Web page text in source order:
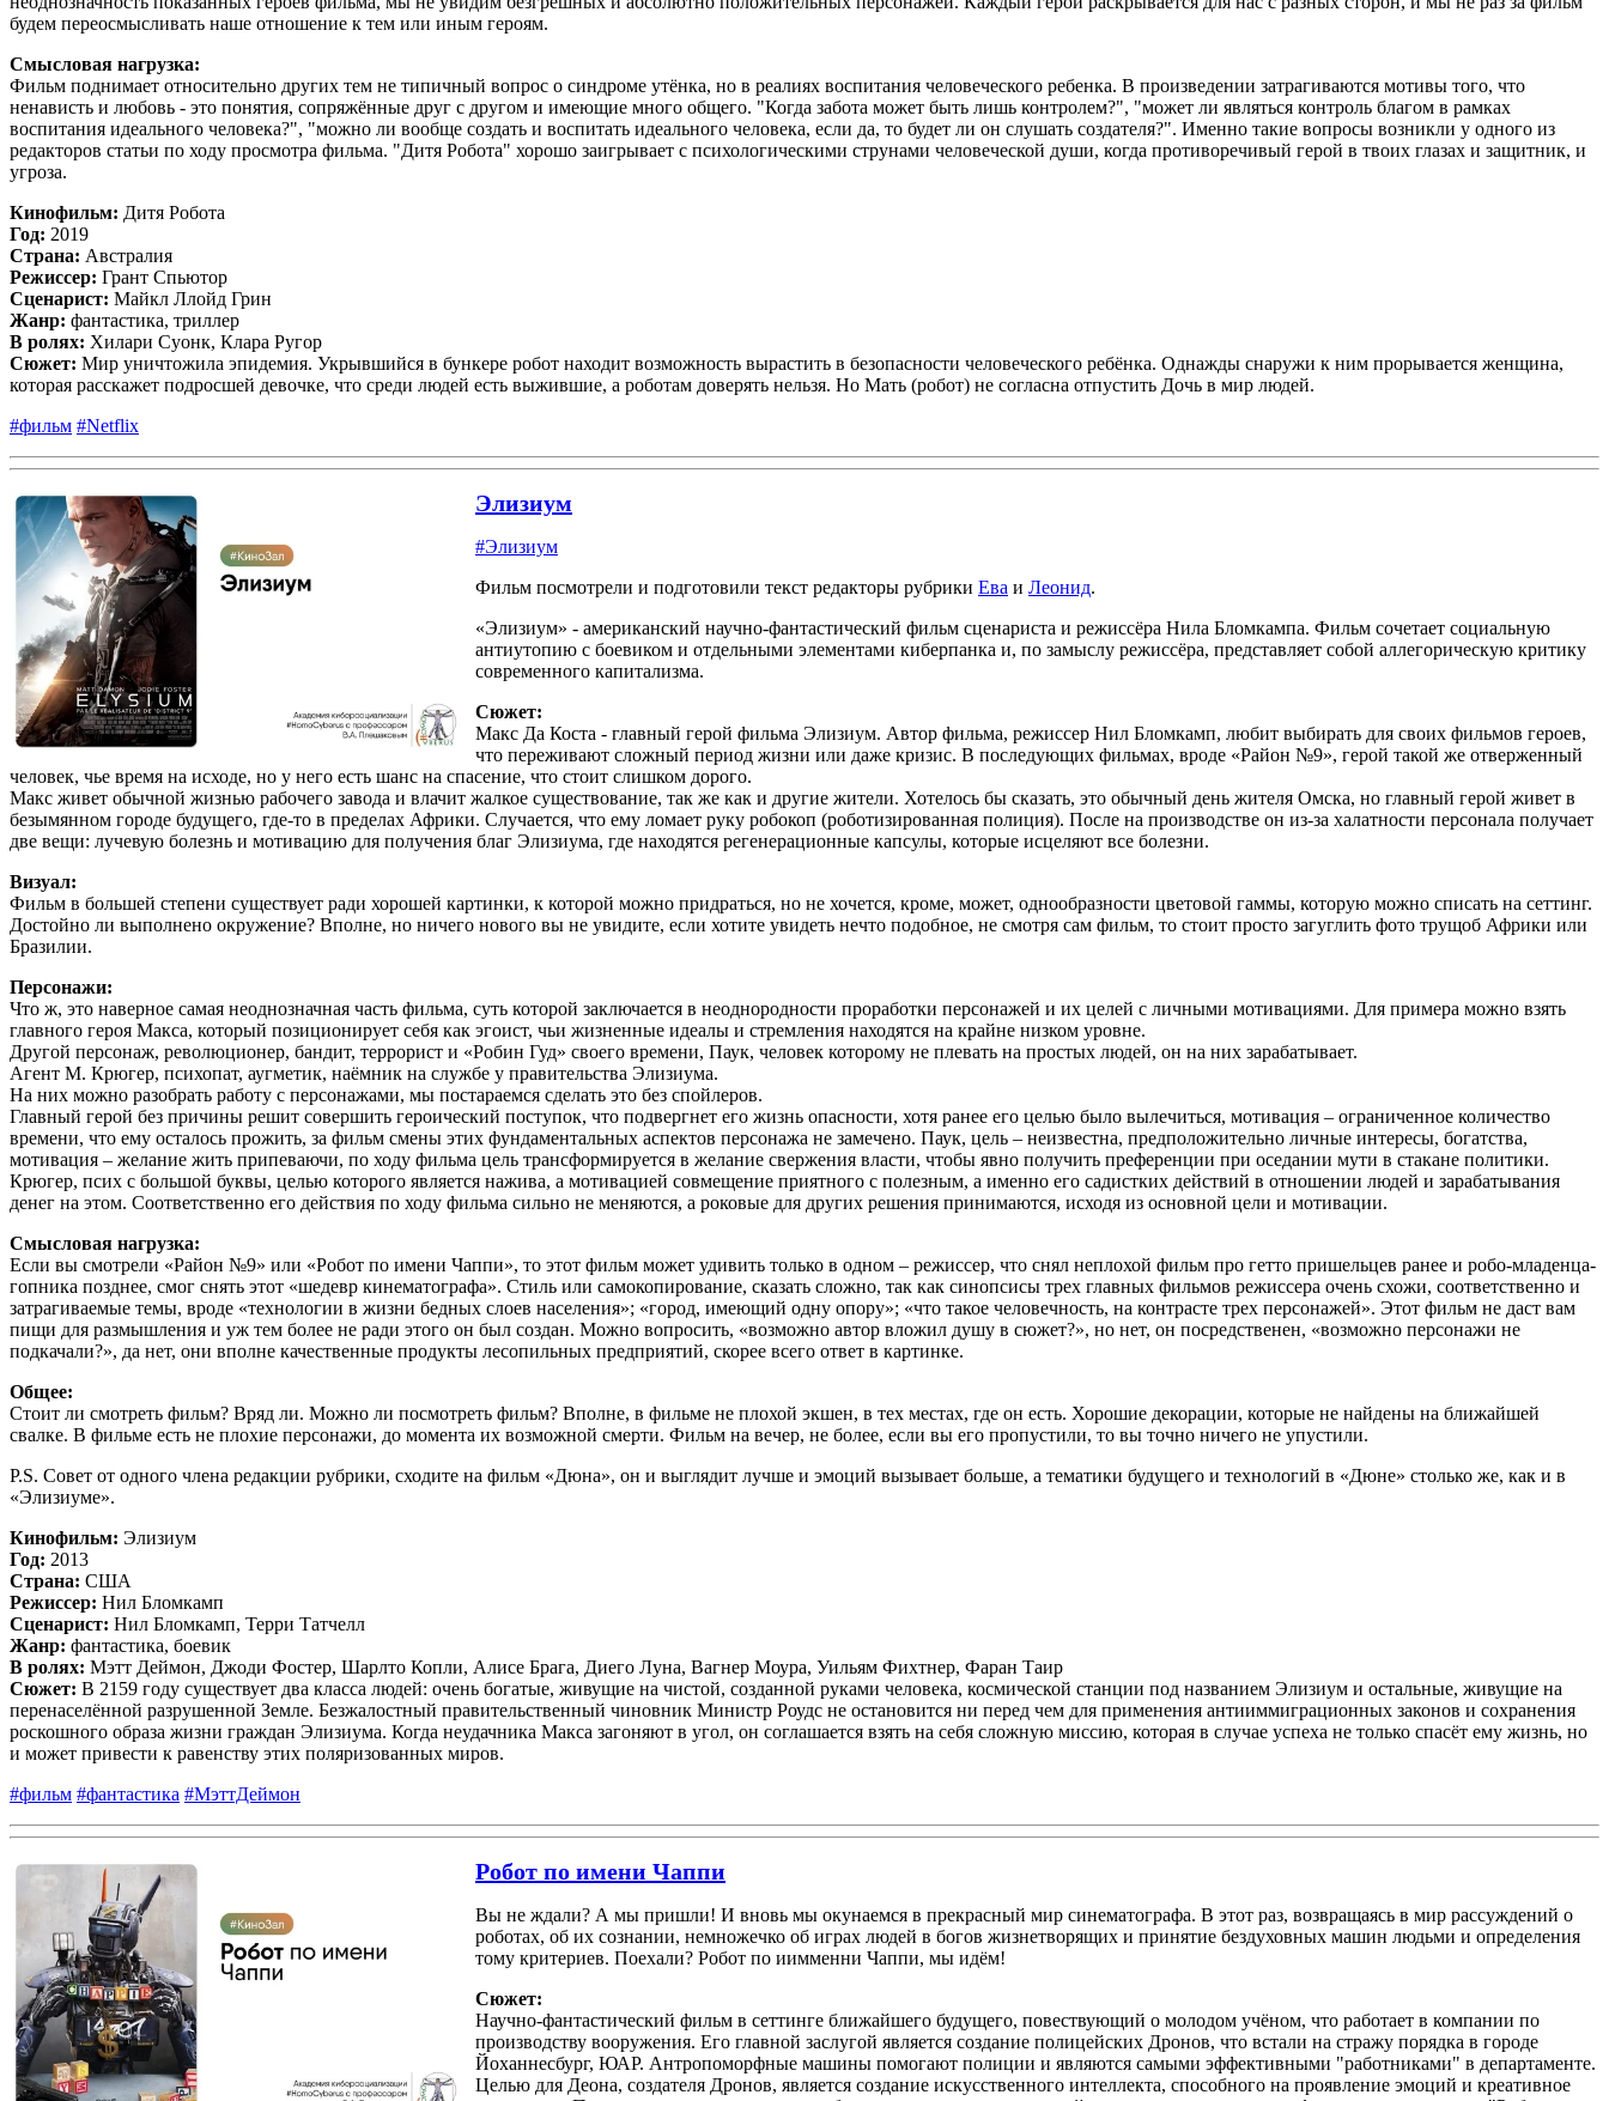
будем переосмысливать наше отношение к тем или иным героям.
Смысловая нагрузка:
Фильм поднимает относительно других тем не типичный вопрос о синдроме утёнка, но в реалиях воспитания человеческого ребенка. В произведении затрагиваются мотивы того, что
ненависть и любовь - это понятия, сопряжённые друг с другом и имеющие много общего. "Когда забота может быть лишь контролем?", "может ли являться контроль благом в рамках
воспитания идеального человека?", "можно ли вообще создать и воспитать идеального человека, если да, то будет ли он слушать создателя?". Именно такие вопросы возникли у одного из
редакторов статьи по ходу просмотра фильма. "Дитя Робота" хорошо заигрывает с психологическими струнами человеческой души, когда противоречивый герой в твоих глазах и защитник, и
угроза.
Кинофильм: Дитя Робота
Год: 2019
Страна: Австралия
Режиссер: Грант Спьютор
Сценарист: Майкл Ллойд Грин
Жанр: фантастика, триллер
В ролях: Хилари Суонк, Клара Ругор
Сюжет: Мир уничтожила эпидемия. Укрывшийся в бункере робот находит возможность вырастить в безопасности человеческого ребёнка. Однажды снаружи к ним прорывается женщина,
которая расскажет подросшей девочке, что среди людей есть выжившие, а роботам доверять нельзя. Но Мать (робот) не согласна отпустить Дочь в мир людей.
#фильм #Netflix
Элизиум
#Элизиум
Фильм посмотрели и подготовили текст редакторы рубрики Ева и Леонид.
«Элизиум» - американский научно-фантастический фильм сценариста и режиссёра Нила Бломкампа. Фильм сочетает социальную
антиутопию с боевиком и отдельными элементами киберпанка и, по замыслу режиссёра, представляет собой аллегорическую критику
современного капитализма.
Сюжет:
Макс Да Коста - главный герой фильма Элизиум. Автор фильма, режиссер Нил Бломкамп, любит выбирать для своих фильмов героев,
что переживают сложный период жизни или даже кризис. В последующих фильмах, вроде «Район №9», герой такой же отверженный
человек, чье время на исходе, но у него есть шанс на спасение, что стоит слишком дорого.
Макс живет обычной жизнью рабочего завода и влачит жалкое существование, так же как и другие жители. Хотелось бы сказать, это обычный день жителя Омска, но главный герой живет в
безымянном городе будущего, где-то в пределах Африки. Случается, что ему ломает руку робокоп (роботизированная полиция). После на производстве он из-за халатности персонала получает
две вещи: лучевую болезнь и мотивацию для получения благ Элизиума, где находятся регенерационные капсулы, которые исцеляют все болезни.
Визуал:
Фильм в большей степени существует ради хорошей картинки, к которой можно придраться, но не хочется, кроме, может, однообразности цветовой гаммы, которую можно списать на сеттинг.
Достойно ли выполнено окружение? Вполне, но ничего нового вы не увидите, если хотите увидеть нечто подобное, не смотря сам фильм, то стоит просто загуглить фото трущоб Африки или
Бразилии.
Персонажи:
Что ж, это наверное самая неоднозначная часть фильма, суть которой заключается в неоднородности проработки персонажей и их целей с личными мотивациями. Для примера можно взять
главного героя Макса, который позиционирует себя как эгоист, чьи жизненные идеалы и стремления находятся на крайне низком уровне.
Другой персонаж, революционер, бандит, террорист и «Робин Гуд» своего времени, Паук, человек которому не плевать на простых людей, он на них зарабатывает.
Агент М. Крюгер, психопат, аугметик, наёмник на службе у правительства Элизиума.
На них можно разобрать работу с персонажами, мы постараемся сделать это без спойлеров.
Главный герой без причины решит совершить героический поступок, что подвергнет его жизнь опасности, хотя ранее его целью было вылечиться, мотивация – ограниченное количество
времени, что ему осталось прожить, за фильм смены этих фундаментальных аспектов персонажа не замечено. Паук, цель – неизвестна, предположительно личные интересы, богатства,
мотивация – желание жить припеваючи, по ходу фильма цель трансформируется в желание свержения власти, чтобы явно получить преференции при оседании мути в стакане политики.
Крюгер, псих с большой буквы, целью которого является нажива, а мотивацией совмещение приятного с полезным, а именно его садистких действий в отношении людей и зарабатывания
денег на этом. Соответственно его действия по ходу фильма сильно не меняются, а роковые для других решения принимаются, исходя из основной цели и мотивации.
Смысловая нагрузка:
Если вы смотрели «Район №9» или «Робот по имени Чаппи», то этот фильм может удивить только в одном – режиссер, что снял неплохой фильм про гетто пришельцев ранее и робо-младенца-
гопника позднее, смог снять этот «шедевр кинематографа». Стиль или самокопирование, сказать сложно, так как синопсисы трех главных фильмов режиссера очень схожи, соответственно и
затрагиваемые темы, вроде «технологии в жизни бедных слоев населения»; «город, имеющий одну опору»; «что такое человечность, на контрасте трех персонажей». Этот фильм не даст вам
пищи для размышления и уж тем более не ради этого он был создан. Можно вопросить, «возможно автор вложил душу в сюжет?», но нет, он посредственен, «возможно персонажи не
подкачали?», да нет, они вполне качественные продукты лесопильных предприятий, скорее всего ответ в картинке.
Общее:
Стоит ли смотреть фильм? Вряд ли. Можно ли посмотреть фильм? Вполне, в фильме не плохой экшен, в тех местах, где он есть. Хорошие декорации, которые не найдены на ближайшей
свалке. В фильме есть не плохие персонажи, до момента их возможной смерти. Фильм на вечер, не более, если вы его пропустили, то вы точно ничего не упустили.
P.S. Совет от одного члена редакции рубрики, сходите на фильм «Дюна», он и выглядит лучше и эмоций вызывает больше, а тематики будущего и технологий в «Дюне» столько же, как и в
«Элизиуме».
Кинофильм: Элизиум
Год: 2013
Страна: США
Режиссер: Нил Бломкамп
Сценарист: Нил Бломкамп, Терри Татчелл
Жанр: фантастика, боевик
В ролях: Мэтт Деймон, Джоди Фостер, Шарлто Копли, Алисе Брага, Диего Луна, Вагнер Моура, Уильям Фихтнер, Фаран Таир
Сюжет: В 2159 году существует два класса людей: очень богатые, живущие на чистой, созданной руками человека, космической станции под названием Элизиум и остальные, живущие на
перенаселённой разрушенной Земле. Безжалостный правительственный чиновник Министр Роудс не остановится ни перед чем для применения антииммиграционных законов и сохранения
роскошного образа жизни граждан Элизиума. Когда неудачника Макса загоняют в угол, он соглашается взять на себя сложную миссию, которая в случае успеха не только спасёт ему жизнь, но
и может привести к равенству этих поляризованных миров.
#фильм #фантастика #МэттДеймон
Робот по имени Чаппи
Вы не ждали? А мы пришли! И вновь мы окунаемся в прекрасный мир синематографа. В этот раз, возвращаясь в мир рассуждений о
роботах, об их сознании, немножечко об играх людей в богов жизнетворящих и принятие бездуховных машин людьми и определения
тому критериев. Поехали? Робот по иимменни Чаппи, мы идём!
Сюжет:
Научно-фантастический фильм в сеттинге ближайшего будущего, повествующий о молодом учёном, что работает в компании по
производству вооружения. Его главной заслугой является создание полицейских Дронов, что встали на стражу порядка в городе
Йоханнесбург, ЮАР. Антропоморфные машины помогают полиции и являются самыми эффективными "работниками" в департаменте.
Целью для Деона, создателя Дронов, является создание искусственного интеллекта, способного на проявление эмоций и креативное